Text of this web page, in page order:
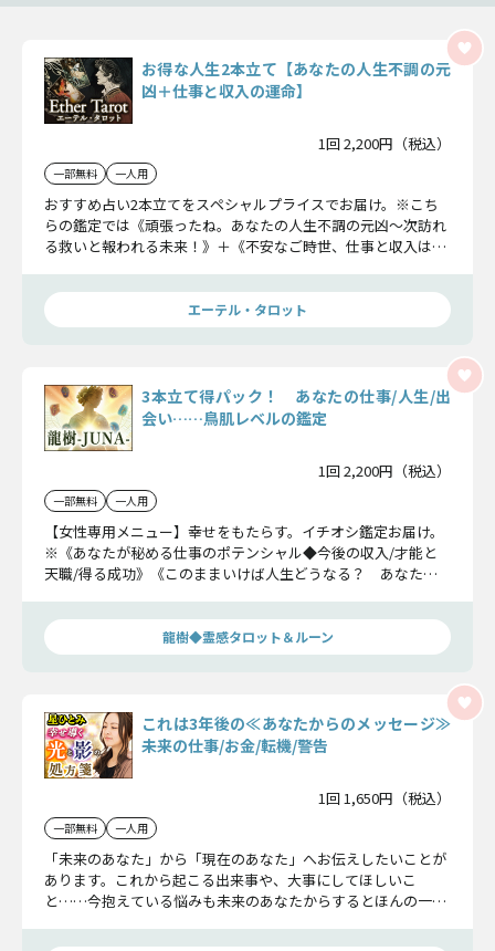
お得な人生2本立て【あなたの人生不調の元
凶＋仕事と収入の運命】
1回 2,200円（税込）
一部無料 一人用
おすすめ占い2本立てをスペシャルプライスでお届け。※こち
らの鑑定では《頑張ったね。あなたの人生不調の元凶〜次訪れ
る救いと報われる未来！》＋《不安なご時世、仕事と収入はど
得に占えます。
エーテル・タロット
3本立て得パック！ あなたの仕事/人生/出
会い……鳥肌レベルの鑑定
1回 2,200円（税込）
一部無料 一人用
【女性専用メニュー】幸せをもたらす。イチオシ鑑定お届け。
※《あなたが秘める仕事のポテンシャル◆今後の収入/才能と
天職/得る成功》《このままいけば人生どうなる？ あなたに
在/これから……あなたを愛する3人の異性》を占えます。
龍樹◆霊感タロット＆ルーン
これは3年後の≪あなたからのメッセージ≫
未来の仕事/お金/転機/警告
1回 1,650円（税込）
一部無料 一人用
「未来のあなた」から「現在のあなた」へお伝えしたいことが
あります。これから起こる出来事や、大事にしてほしいこ
と……今抱えている悩みも未来のあなたからするとほんの一瞬
ージを確かめてみませんか。